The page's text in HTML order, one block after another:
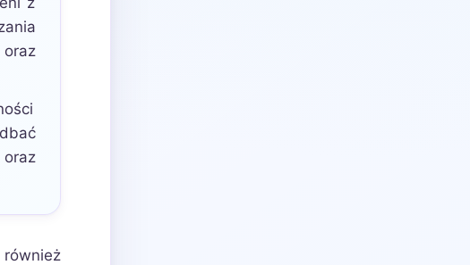
oraz